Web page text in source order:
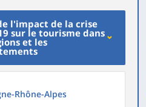
l'impact de la crise
sur le tourisme dans
et les
Rhône-Alpes